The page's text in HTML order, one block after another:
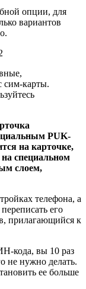
опции, для
вариантов
сим-карты.
PUK-
на карточке,
специальном
слоем,
телефона, а
его
прилагающийся к
кода, вы 10 раз
не нужно делать.
ее больше